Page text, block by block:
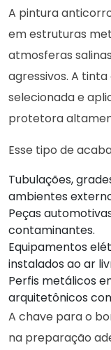
A pintura
em estruturas
atmosferas
agressivos. A
selecionada e
protetora
Esse tipo de
Tubulações,
ambientes
Peças
contaminantes.
Equipamentos
instalados ao ar
Perfis metálicos
arquitetônicos
A chave para o
na preparação